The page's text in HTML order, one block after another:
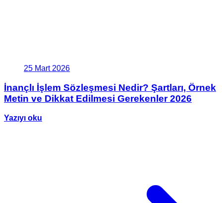
25 Mart 2026
İnançlı İşlem Sözleşmesi Nedir? Şartları, Örnek
Metin ve Dikkat Edilmesi Gerekenler 2026
Yazıyı oku